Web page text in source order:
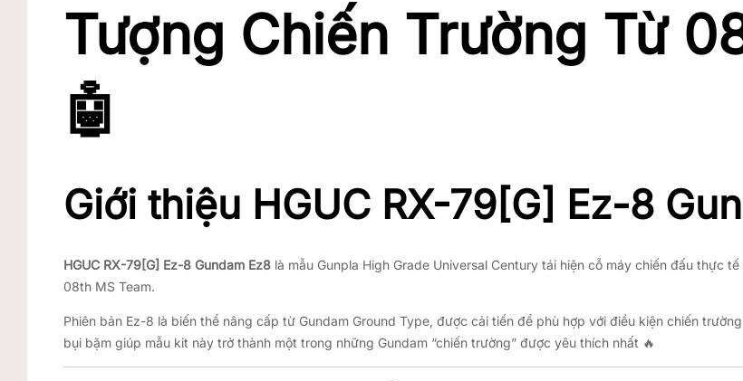
Tượng Chiến Trường Từ
🤖
Giới thiệu HGUC RX-79[G] Ez-8
HGUC RX-79[G] Ez-8 Gundam Ez8 là mẫu Gunpla High Grade Universal Century tái hiện cỗ máy chiến đấu thực
08th MS Team.
Phiên bản Ez-8 là biến thể nâng cấp từ Gundam Ground Type, được cải tiến để phù hợp với điều kiện chiến
bụi bặm giúp mẫu kit này trở thành một trong những Gundam “chiến trường” được yêu thích nhất 🔥